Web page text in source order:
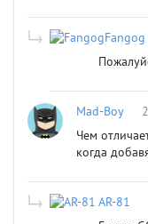
Fangog
Mad-Boy
Чем
когда
AR-81